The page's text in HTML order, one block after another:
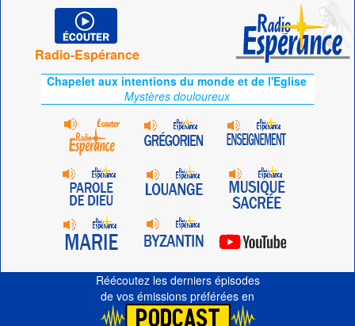
Radio-Espérance
Chapelet aux intentions du monde et de l'Eglise
Mystères douloureux
Réécoutez les derniers épisodes
de vos émissions préférées en